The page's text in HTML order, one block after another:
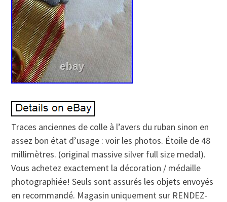
Traces anciennes de colle à l’avers du ruban sinon en
assez bon état d’usage : voir les photos. Étoile de 48
millimètres. (original massive silver full size medal).
Vous achetez exactement la décoration / médaille
photographiée! Seuls sont assurés les objets envoyés
en recommandé. Magasin uniquement sur RENDEZ-